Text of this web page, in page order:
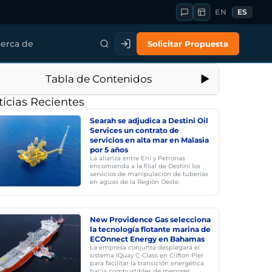
EN ES
de Solicitar Propuesta
Tabla de Contenidos
Recientes
Searah se adjudica a Destini Oil
Services un contrato de
servicios en alta mar en Malasia
por 5 años
La alianza entre Eni y Petronas
encomienda a la filial de Destini los
servicios de manipulación de tuberías
en aguas de la Región Oeste.
New Providence Gas selecciona
la tecnología flotante marina de
ECOnnect Energy en Bahamas
La empresa conjunta desplegará el
sistema IQuay C-Class en Clifton Pier
para facilitar la transición energética